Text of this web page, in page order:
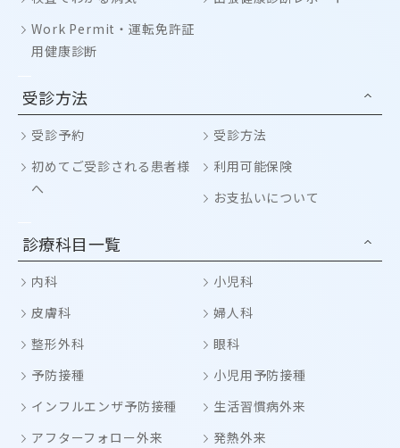
Work Permit・運転免許証
用健康診断
受診方法
受診予約
受診方法
初めてご受診される患者様
へ
利用可能保険
お支払いについて
診療科目一覧
内科
小児科
皮膚科
婦人科
整形外科
眼科
予防接種
小児用予防接種
インフルエンザ予防接種
生活習慣病外来
アフターフォロー外来
発熱外来